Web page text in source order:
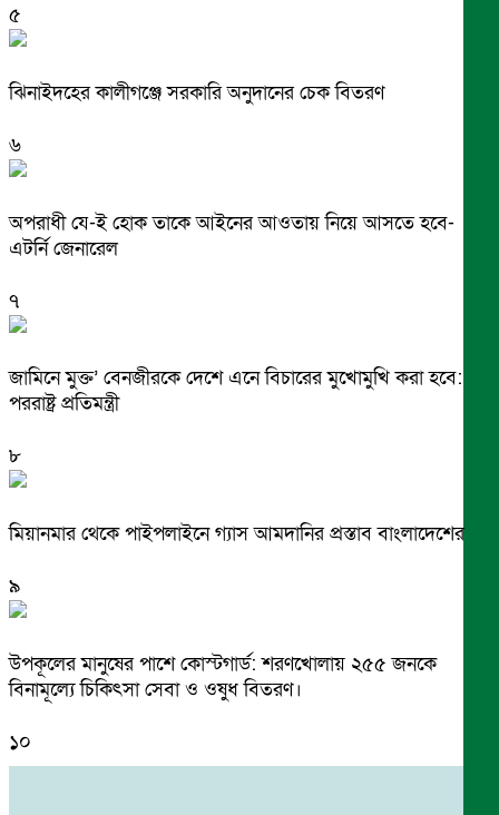
৫
ঝিনাইদহের কালীগঞ্জে সরকারি অনুদানের চেক বিতরণ
৬
অপরাধী যে-ই হোক তাকে আইনের আওতায় নিয়ে আসতে হবে-
এটর্নি জেনারেল
৭
জামিনে মুক্ত’ বেনজীরকে দেশে এনে বিচারের মুখোমুখি করা হবে:
পররাষ্ট্র প্রতিমন্ত্রী
৮
মিয়ানমার থেকে পাইপলাইনে গ্যাস আমদানির প্রস্তাব বাংলাদেশের
৯
উপকূলের মানুষের পাশে কোস্টগার্ড: শরণখোলায় ২৫৫ জনকে
বিনামূল্যে চিকিৎসা সেবা ও ওষুধ বিতরণ।
১০